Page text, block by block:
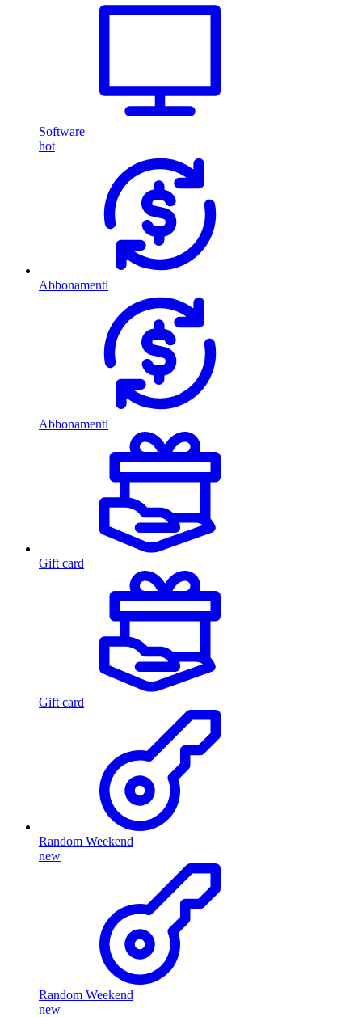
Software
hot
Abbonamenti
Abbonamenti
Gift card
Gift card
Random Weekend
new
Random Weekend
new